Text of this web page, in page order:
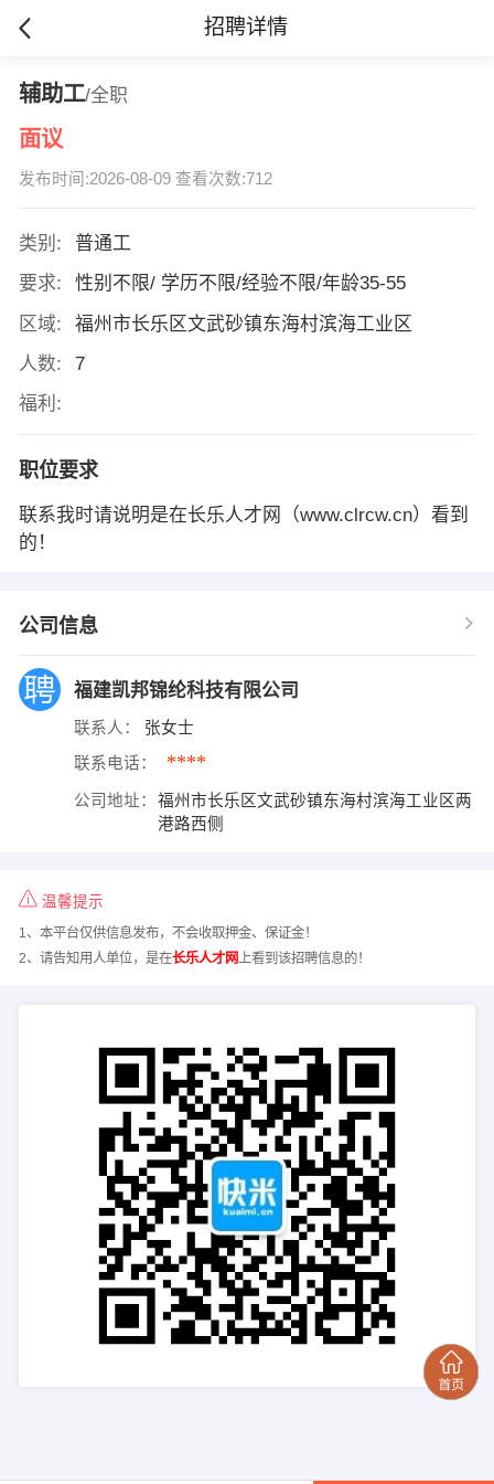
招聘详情
辅助工/全职
面议
发布时间:2026-08-09 查看次数:712
类别:
普通工
要求:
性别不限/ 学历不限/经验不限/年龄35-55
区域:
福州市长乐区文武砂镇东海村滨海工业区
人数:
7
福利:
职位要求
联系我时请说明是在长乐人才网（www.clrcw.cn）看到
的！
公司信息
福建凯邦锦纶科技有限公司
联系人： 张女士
联系电话： ****
公司地址：
福州市长乐区文武砂镇东海村滨海工业区两
港路西侧
温馨提示
1、本平台仅供信息发布，不会收取押金、保证金！
2、请告知用人单位，是在长乐人才网上看到该招聘信息的！